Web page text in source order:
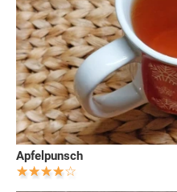
Apfelpunsch